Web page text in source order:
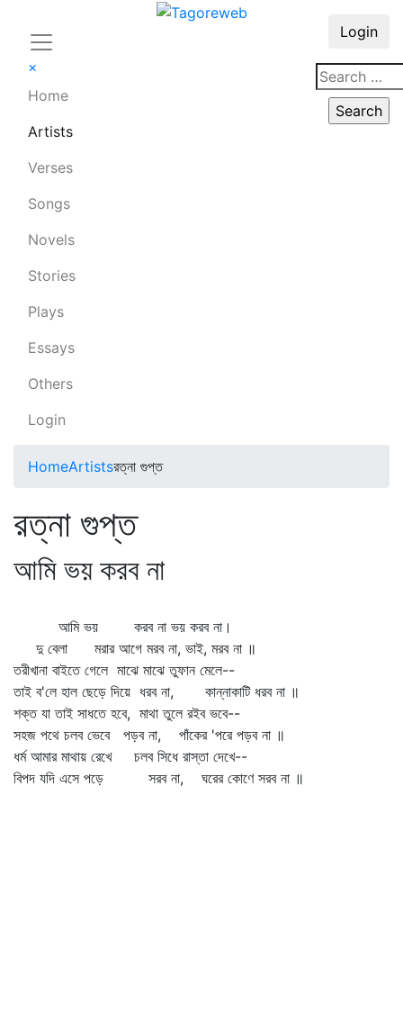
×
Home
Artists
Verses
Songs
Novels
Stories
Plays
Essays
Others
Login
Login
HomeArtistsরত্না গুপ্ত
রত্না গুপ্ত
আমি ভয় করব না
আমি ভয় করব না ভয় করব না।
দু বেলা মরার আগে মরব না, ভাই, মরব না ॥
তরীখানা বাইতে গেলে মাঝে মাঝে তুফান মেলে--
তাই ব'লে হাল ছেড়ে দিয়ে ধরব না, কান্নাকাটি ধরব না ॥
শক্ত যা তাই সাধতে হবে, মাথা তুলে রইব ভবে--
সহজ পথে চলব ভেবে পড়ব না, পাঁকের 'পরে পড়ব না ॥
ধর্ম আমার মাথায় রেখে চলব সিধে রাস্তা দেখে--
বিপদ যদি এসে পড়ে সরব না, ঘরের কোণে সরব না ॥